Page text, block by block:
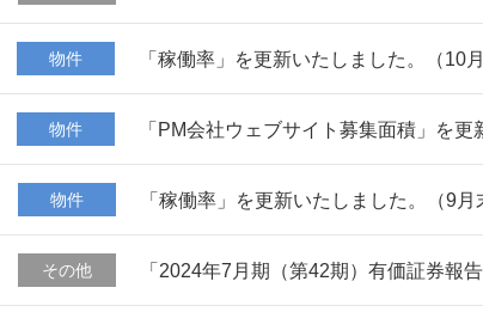
物件 「稼働率」を更新いたしました。（10月
物件 「PM会社ウェブサイト募集面積」を更
物件 「稼働率」を更新いたしました。（9月
その他 「2024年7月期（第42期）有価証券報